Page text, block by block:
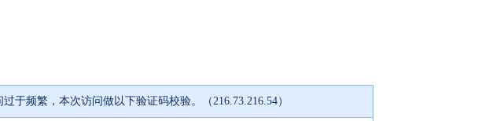
过于频繁，本次访问做以下验证码校验。（216.73.216.54）